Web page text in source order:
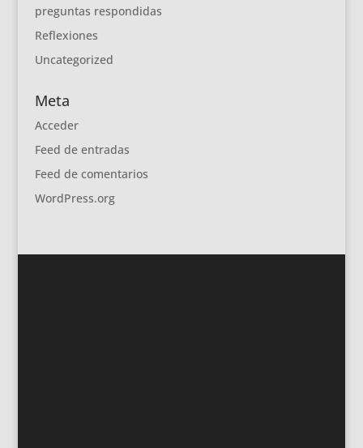
preguntas respondidas
Reflexiones
Uncategorized
Meta
Acceder
Feed de entradas
Feed de comentarios
WordPress.org